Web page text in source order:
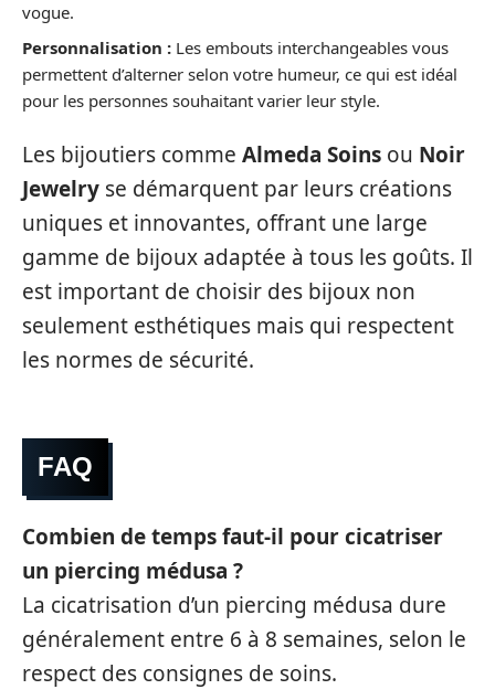
vogue.
Personnalisation : Les embouts interchangeables vous
permettent d’alterner selon votre humeur, ce qui est idéal
pour les personnes souhaitant varier leur style.
Les bijoutiers comme Almeda Soins ou Noir
Jewelry se démarquent par leurs créations
uniques et innovantes, offrant une large
gamme de bijoux adaptée à tous les goûts. Il
est important de choisir des bijoux non
seulement esthétiques mais qui respectent
les normes de sécurité.
FAQ
Combien de temps faut-il pour cicatriser
un piercing médusa ?
La cicatrisation d’un piercing médusa dure
généralement entre 6 à 8 semaines, selon le
respect des consignes de soins.